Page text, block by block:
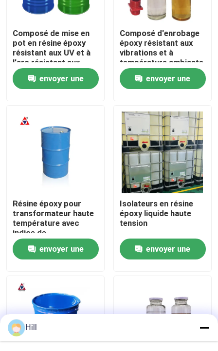
À la maison
Vidéos
Le spectacle VR
Visite de l'usine
Contrôle de la qualité
Nous contacter
Blog
Composé de mise en
pot en résine époxy
résistant aux UV et à
l'arc résistant aux
vibrations pour
l'encapsulation de
transformateurs
envoyer une
Composé d'enrobage
époxy résistant aux
vibrations et à
température ambiante
pour l'encapsulation
de transformateur
CT/VT résistant aux
envoyer une
Résine époxy pour
transformateur haute
température avec
indice de
inflammabilité V1 et
endurance thermique
de classe H, avec
pour moulage APG
envoyer une
Isolateurs en résine
époxy liquide haute
tension
envoyer une
Hill